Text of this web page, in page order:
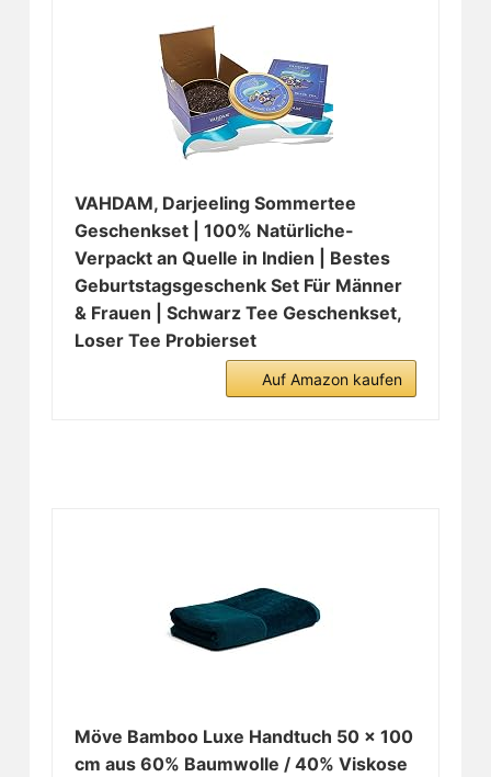
VAHDAM, Darjeeling Sommertee
Geschenkset | 100% Natürliche-
Verpackt an Quelle in Indien | Bestes
Geburtstagsgeschenk Set Für Männer
& Frauen | Schwarz Tee Geschenkset,
Loser Tee Probierset
Auf Amazon kaufen
Möve Bamboo Luxe Handtuch 50 x 100
cm aus 60% Baumwolle / 40% Viskose